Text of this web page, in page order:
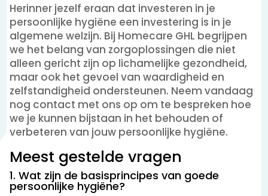
Herinner jezelf eraan dat investeren in je
persoonlijke hygiëne een investering is in je
algemene welzijn. Bij Homecare GHL begrijpen
we het belang van zorgoplossingen die niet
alleen gericht zijn op lichamelijke gezondheid,
maar ook het gevoel van waardigheid en
zelfstandigheid ondersteunen. Neem vandaag
nog contact met ons op om te bespreken hoe
we je kunnen bijstaan in het behouden of
verbeteren van jouw persoonlijke hygiëne.
Meest gestelde vragen
1. Wat zijn de basisprincipes van goede
persoonlijke hygiëne?